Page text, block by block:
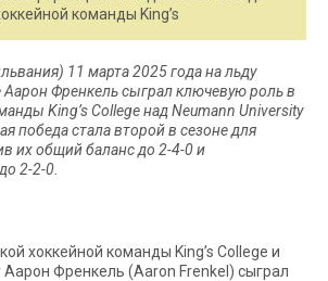
команды King’s
11 марта 2025 года на льду
Аарон Френкель сыграл ключевую роль в
King’s College над Neumann University
победа стала второй в сезоне для
их общий баланс до 2-4-0 и
2-2-0.
хоккейной команды King’s College и
Аарон Френкель (Aaron Frenkel) сыграл